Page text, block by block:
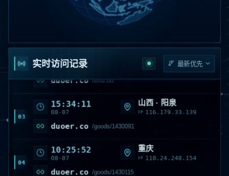
实时访问记录
20:58:58 美国 · VirginiaAshburn
IP 98.82.115.203
02
08-07 193.183.66.104
03
08-07
山西 · 阳泉
IP 116.179.33.139
08-07
重庆
IP 118.24.248.154